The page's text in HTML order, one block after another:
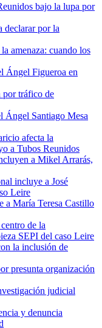
bajo la lupa por
declarar por la
amenaza: cuando los
Ángel Figueroa en
por tráfico de
Ángel Santiago Mesa
afecta la
a Tubos Reunidos
a Mikel Arrarás,
incluye a José
Leire
a María Teresa Castillo
de la
SEPI del caso Leire
la inclusión de
presunta organización
judicial
y denuncia